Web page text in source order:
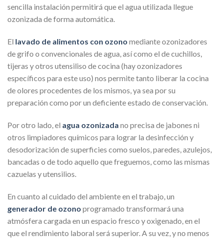
sencilla instalación permitirá que el agua utilizada llegue
ozonizada de forma automática.
El lavado de alimentos con ozono mediante ozonizadores
de grifo o convencionales de agua, así como el de cuchillos,
tijeras y otros utensiliso de cocina (hay ozonizadores
específicos para este uso) nos permite tanto liberar la cocina
de olores procedentes de los mismos, ya sea por su
preparación como por un deficiente estado de conservación.
Por otro lado, el agua ozonizada no precisa de jabones ni
otros limpiadores químicos para lograr la desinfección y
desodorización de superficies como suelos, paredes, azulejos,
bancadas o de todo aquello que freguemos, como las mismas
cazuelas y utensilios.
En cuanto al cuidado del ambiente en el trabajo, un
generador de ozono programado transformará una
atmósfera cargada en un espacio fresco y oxigenado, en el
que el rendimiento laboral será superior. A su vez, y no menos